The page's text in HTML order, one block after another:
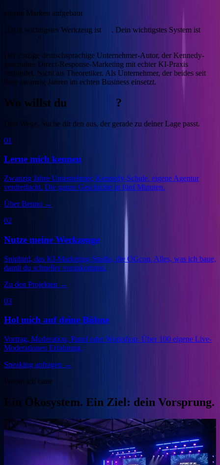
eigene Marken aufgebaut
„Dein wichtigstes Werkzeug ist
. Dein wichtigstes System ist
.“
Der einzige deutschsprachige Unternehmer-Autor, der Kennedy-
geschultes Direct-Response-Marketing mit echter KI-Praxis
verbindet. Nicht als Theoretiker. Als Unternehmer, der beides seit
über zwanzig Jahren im echten Business einsetzt.
Wo willst du ?
Drei Wege. Suche dir den aus, der gerade zu deiner Lage passt.
01
Lerne mich kennen
Zwanzig Jahre Unternehmer, Kennedy-Schule, eigene Agentur
verdreifacht. Die ganze Geschichte in fünf Minuten.
Über Benno →
02
Nutze meine Werkzeuge
Snipbird, das KI-Marketing-Studio, die OGcon. Alles, was ich baue,
damit du schneller vorankommst.
Zu den Projekten →
03
Hol mich auf deine Bühne
Vortrag, Moderation, Panel oder Workshop. Über 100 eigene Live-
Moderationen Erfahrung.
Speaking anfragen →
Woran ich baue
Ein Ökosystem. Ein Ziel: dein Vorsprung.
Veranstalter
OGcon
Europas führender KI-Kongress für Unternehmer.